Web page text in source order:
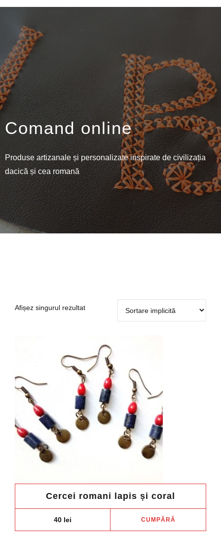
Comand online
Produse artizanale și personalizate inspirate de civilizația
dacică și cea romană
Afișez singurul rezultat
Cercei romani lapis și coral
40 lei CUMPĂRĂ